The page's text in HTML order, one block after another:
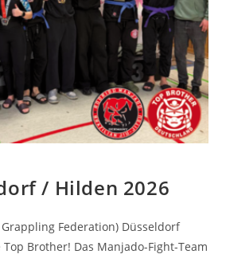
/ Hilden 2026
Grappling Federation) Düsseldorf
Brother! Das Manjado-Fight-Team